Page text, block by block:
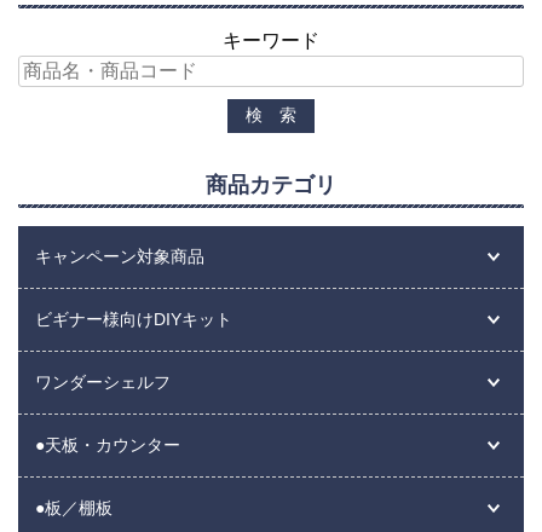
キーワード
商品カテゴリ
キャンペーン対象商品
ビギナー様向けDIYキット
ワンダーシェルフ
●天板・カウンター
●板／棚板